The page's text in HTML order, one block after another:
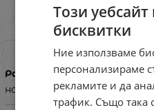
Размери в см
на картите - 11.5х11.5 см
Този
бисквитки
Ние използваме
персонализираме
рекламите и да
трафик. Също така